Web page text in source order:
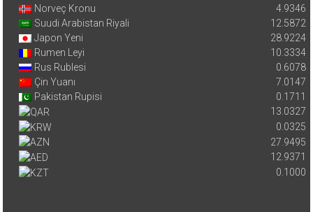
Norveç Kronu
4.9346
Suudi Arabistan Riyali
12.5872
Japon Yeni
28.9224
Rumen Leyi
10.3334
Rus Rublesi
0.6078
Çin Yuanı
7.0147
Pakistan Rupisi
0.1711
13.0327
0.0325
27.9495
12.9371
0.1000